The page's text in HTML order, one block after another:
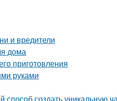
и вредители
дома
приготовления
руками